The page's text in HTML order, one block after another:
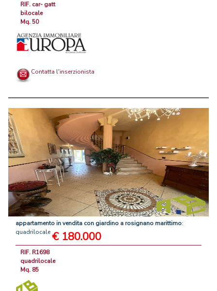
RIF. car- gatt
bilocale
Mq. 50
Contatta l'inserzionista
appartamento invendita con giardino a rosignano marittimo:
quadrilocale € 180.000
RIF. R1698
quadrilocale
Mq. 85